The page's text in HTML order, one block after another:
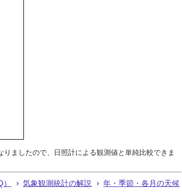
ましたので、日照計による観測値と単純比較できま
気象観測統計の解説 年・季節・各月の天候